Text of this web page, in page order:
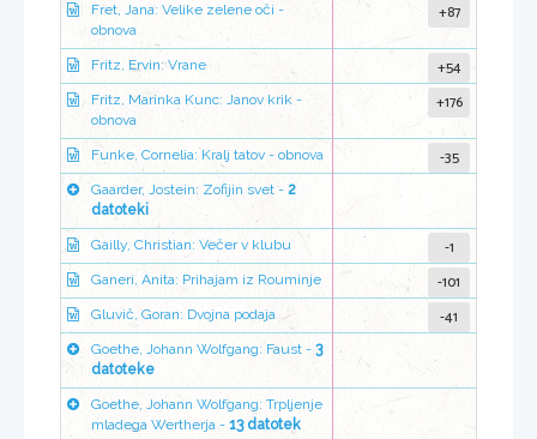
Fret, Jana: Velike zelene oči -
obnova
+87
Fritz, Ervin: Vrane +54
Fritz, Marinka Kunc: Janov krik -
obnova
+176
Funke, Cornelia: Kralj tatov - obnova -35
Gaarder, Jostein: Zofijin svet - 2
datoteki
Gailly, Christian: Večer v klubu -1
Ganeri, Anita: Prihajam iz Rouminje -101
Gluvič, Goran: Dvojna podaja -41
Goethe, Johann Wolfgang: Faust - 3
datoteke
Goethe, Johann Wolfgang: Trpljenje
mladega Wertherja - 13 datotek